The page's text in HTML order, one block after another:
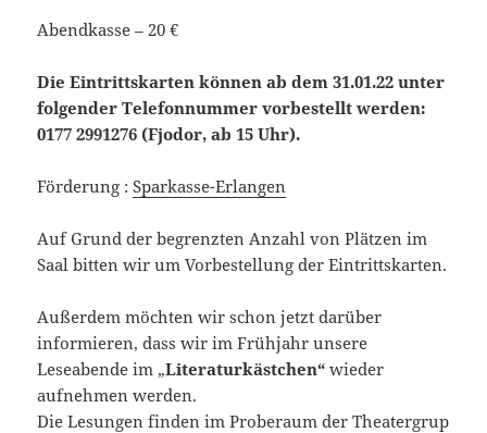
Abendkasse – 20 €
Die Eintrittskarten können ab dem 31.01.22 unter
folgender Telefonnummer vorbestellt werden:
0177 2991276 (Fjodor, ab 15 Uhr).
Förderung :Sparkasse-Erlangen
Auf Grund der begrenzten Anzahl von Plätzen im
Saal bitten wir um Vorbestellung der Eintrittskarten.
Außerdem möchten wir schon jetzt darüber
informieren, dass wir im Frühjahr unsere
Leseabende im „Literaturkästchen“ wieder
aufnehmen werden.
Die Lesungen finden im Proberaum der Theatergrup